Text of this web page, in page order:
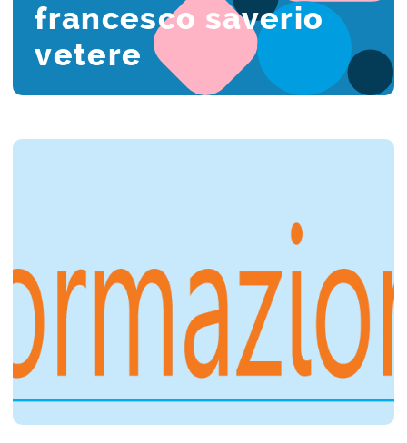
francesco saverio
vetere